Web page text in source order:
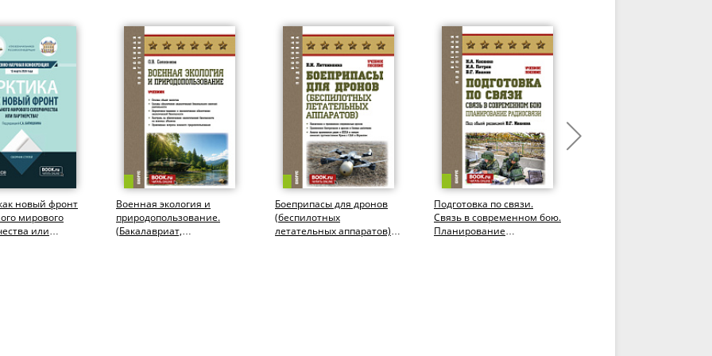
новый фронт
мирового
или
Военная экология и
природопользование.
(Бакалавриат,
Боеприпасы для дронов
(беспилотных
летательных аппаратов).
Подготовка по связи.
Связь в современном бою.
Планирование